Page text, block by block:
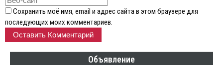
Сохранить моё имя, email и адрес сайта в этом браузере для
последующих моих комментариев.
Объявление